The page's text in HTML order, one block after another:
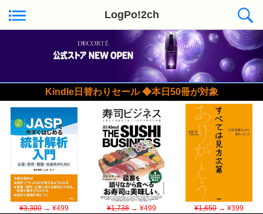
LogPo!2ch
Kindle日替わりセール ◆本日50冊が対象
¥3,300→ ¥499 ¥1,738→ ¥499 ¥1,650→ ¥399